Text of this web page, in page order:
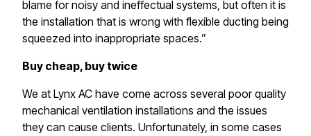
blame for noisy and ineffectual systems, but often it is
the installation that is wrong with flexible ducting being
squeezed into inappropriate spaces.”​​​​‌ ‍ ​‍​‍‌‍ ‌ ​‍‌‍‍‌‌‍‌ ‌‍‍‌‌‍ ‍​‍​‍​ ‍‍​‍​‍‌ ​ ‌‍​‌‌‍ ‍‌‍‍‌‌ ‌​‌ ‍‌​‍ ‍‌‍‍‌‌‍ ​‍​‍​‍ ​​‍​‍‌‍‍​‌ ​‍‌‍‌‌‌‍‌‍​‍​‍​ ‍‍​‍​‍​‍ ‌‍​‌‌‍‌​‌‍ ‌‌‍‍‌‌‍ ‍​‍ ‌‍‍‌‌‍ ‍‌ ‌​‌‍‌‌‌‍ ‍‌ ‌​​‍ ‌‍‌‌‌‍‌​‌‍‍‌‌ ‌​​‍ ‌‍ ‌‌‍ ‌‍‌​‌‍‌‌​ ‌‌ ​​‌ ​‍‌‍‌‌‌ ​ ‌‍‌‌‌‍ ‍‌ ‌​‌‍​‌‌ ‌​‌‍‍‌‌‍ ‌‍ ‍​ ‍ ‌‍‍‌‌‍‌​​ ‌​ ‌‍​ ‌​​ ‍‌‌‍​‌‌‍​ ​ ‌ ​ ‍​​ ​ ​‍ ‌‌‍​ ​ ​​​ ‌‌​ ‌​​‍ ‌​ ‌​‌‍‌​​ ‍​​ ‍‌​‍ ‌​ ‍‌​ ‌‌‌‍​‌​ ​​​‍ ‌​ ‌‌‌‍‌‌​ ​‍​ ‌​​ ‍‌​ ​‌​ ‌ ‌‍‌‍​ ‌​​ ‍​​ ‍‌​ ‌‌​ ‍ ‌ ‌​‌ ‍‌‌ ​​‌‍‌‌​ ‌‌ ​​‌‍ ‌ ​ ‌ ‌​​ ‍ ‌ ​​‌‍​‌‌ ‌​‌‍‍​​ ‌‌‍​ ‌‍ ‌‍ ‍‌ ‌​‌‍‌‌‌‍ ‍‌ ‌​​‍‌‌​ ‌‌‌​​‍‌‌ ‌‍‍ ‌‍‌‌‌ ‍‌​‍‌‌​ ​ ‌​‌​​‍‌‌​ ​ ‌​‌​​‍‌‌​ ​‍​ ​‍​ ‌​‌‍​‍​ ​‍‌‍‌​‌‍‌​​ ‍‌​ ​‍‌‍​‍‌‍‌‍‌‍‌‍‌‍‌‌​ ​​​‍‌‌​ ​‍​ ​‍​‍‌‌​ ‌‌‌​‌​​‍ ‍‌‍​ ‌‍‍​‌‍‍‌‌‍ ​‌‍‌​‌ ​‍‌‍‌‌‌‍ ‍​‍‌‌​ ‌‌‌​​‍‌‌ ‌‍‍ ‌‍‌‌‌ ‍‌​‍‌‌​ ​ ‌​‌​​‍‌‌​ ​ ‌​‌​​‍‌‌​ ​‍​ ​‍​ ‌‌​ ‍‌​ ‍​​ ​ ‌‍​‌​ ​‍​ ‍​​ ‌ ​ ‍‌​ ‌​​ ‌​​ ​​​‍‌‌​ ​‍​ ​‍​‍‌‌​ ‌‌‌​‌​​‍ ‍‌ ‌​‌‍‌‌‌ ‍​‌ ‌​​ ‌‍​‍‌‍​‌‌ ​ ‌‍‌‌‌‌‌‌‌ ​‍‌‍ ​​ ‌​‍‌‌​ ​‍‌​‌‍‌‍​‌‌‍‌​‌‍ ‌‌‍‍‌‌‍ ‍​‍‌‍‌‍‍‌‌‍‌​​ ‌​ ‌‍​ ‌​​ ‍‌‌‍​‌‌‍​ ​ ‌ ​ ‍​​ ​ ​‍ ‌‌‍​ ​ ​​​ ‌‌​ ‌​​‍ ‌​ ‌​‌‍‌​​ ‍​​ ‍‌​‍ ‌​ ‍‌​ ‌‌‌‍​‌​ ​​​‍ ‌​ ‌‌‌‍‌‌​ ​‍​ ‌​​ ‍‌​ ​‌​ ‌ ‌‍‌‍​ ‌​​ ‍​​ ‍‌​ ‌‌​‍‌‍‌ ‌​‌ ‍‌‌ ​​‌‍‌‌​ ‌‌ ​​‌‍ ‌ ​ ‌ ‌​​‍‌‍‌ ​​‌‍​‌‌ ‌​‌‍‍​​ ‌‌‍​ ‌‍ ‌‍ ‍‌ ‌​‌‍‌‌‌‍ ‍‌ ‌​​‍‌‌​ ‌‌‌​​‍‌‌ ‌‍‍ ‌‍‌‌‌ ‍‌​‍‌‌​ ​ ‌​‌​​‍‌‌​ ​ ‌​‌​​‍‌‌​ ​‍​ ​‍​ ‌​‌‍​‍​ ​‍‌‍‌​‌‍‌​​ ‍‌​ ​‍‌‍​‍‌‍‌‍‌‍‌‍‌‍‌‌​ ​​​‍‌‌​ ​‍​ ​‍​‍‌‌​ ‌‌‌​‌​​‍ ‍‌‍​ ‌‍‍​‌‍‍‌‌‍ ​‌‍‌​‌ ​‍‌‍‌‌‌‍ ‍​‍‌‌​ ‌‌‌​​‍‌‌ ‌‍‍ ‌‍‌‌‌ ‍‌​‍‌‌​ ​ ‌​‌​​‍‌‌​ ​ ‌​‌​​‍‌‌​ ​‍​ ​‍​ ‌‌​ ‍‌​ ‍​​ ​ ‌‍​‌​ ​‍​ ‍​​ ‌ ​ ‍‌​ ‌​​ ‌​​ ​​​‍‌‌​ ​‍​ ​‍​‍‌‌​ ‌‌‌​‌​​‍ ‍‌ ‌​‌‍‌‌‌ ‍​‌ ‌​​‍​‍‌ ‌
Buy cheap, buy twice​​​​‌ ‍ ​‍​‍‌‍ ‌ ​‍‌‍‍‌‌‍‌ ‌‍‍‌‌‍ ‍​‍​‍​ ‍‍​‍​‍‌ ​ ‌‍​‌‌‍ ‍‌‍‍‌‌ ‌​‌ ‍‌​‍ ‍‌‍‍‌‌‍ ​‍​‍​‍ ​​‍​‍‌‍‍​‌ ​‍‌‍‌‌‌‍‌‍​‍​‍​ ‍‍​‍​‍​‍ ‌‍​‌‌‍‌​‌‍ ‌‌‍‍‌‌‍ ‍​‍ ‌‍‍‌‌‍ ‍‌ ‌​‌‍‌‌‌‍ ‍‌ ‌​​‍ ‌‍‌‌‌‍‌​‌‍‍‌‌ ‌​​‍ ‌‍ ‌‌‍ ‌‍‌​‌‍‌‌​ ‌‌ ​​‌ ​‍‌‍‌‌‌ ​ ‌‍‌‌‌‍ ‍‌ ‌​‌‍​‌‌ ‌​‌‍‍‌‌‍ ‌‍ ‍​ ‍ ‌‍‍‌‌‍‌​​ ‌​ ‌‍​ ‌​​ ‍‌‌‍​‌‌‍​ ​ ‌ ​ ‍​​ ​ ​‍ ‌‌‍​ ​ ​​​ ‌‌​ ‌​​‍ ‌​ ‌​‌‍‌​​ ‍​​ ‍‌​‍ ‌​ ‍‌​ ‌‌‌‍​‌​ ​​​‍ ‌​ ‌‌‌‍‌‌​ ​‍​ ‌​​ ‍‌​ ​‌​ ‌ ‌‍‌‍​ ‌​​ ‍​​ ‍‌​ ‌‌​ ‍ ‌ ‌​‌ ‍‌‌ ​​‌‍‌‌​ ‌‌ ​​‌‍ ‌ ​ ‌ ‌​​ ‍ ‌ ​​‌‍​‌‌ ‌​‌‍‍​​ ‌‌‍​ ‌‍ ‌‍ ‍‌ ‌​‌‍‌‌‌‍ ‍‌ ‌​​‍‌‌​ ‌‌‌​​‍‌‌ ‌‍‍ ‌‍‌‌‌ ‍‌​‍‌‌​ ​ ‌​‌​​‍‌‌​ ​ ‌​‌​​‍‌‌​ ​‍​ ​‍‌‍​‍‌‍​‍​ ‍‌​ ‍‌​ ​‌‌‍​‍‌‍​ ‌‍​ ​ ‍‌​ ​ ​ ​​​ ​‌​‍‌‌​ ​‍​ ​‍​‍‌‌​ ‌‌‌​‌​​‍ ‍‌‍​ ‌‍‍​‌‍‍‌‌‍ ​‌‍‌​‌ ​‍‌‍‌‌‌‍ ‍​‍‌‌​ ‌‌‌​​‍‌‌ ‌‍‍ ‌‍‌‌‌ ‍‌​‍‌‌​ ​ ‌​‌​​‍‌‌​ ​ ‌​‌​​‍‌‌​ ​‍​ ​‍​ ‍‌​ ‌‌‌‍​‌​ ​​​ ​‌‌‍​‍‌‍‌‌​ ‌‌​ ​‌‌‍‌​‌‍​ ​ ‍‌​‍‌‌​ ​‍​ ​‍​‍‌‌​ ‌‌‌​‌​​‍ ‍‌ ‌​‌‍‌‌‌ ‍​‌ ‌​​ ‌‍​‍‌‍​‌‌ ​ ‌‍‌‌‌‌‌‌‌ ​‍‌‍ ​​ ‌​‍‌‌​ ​‍‌​‌‍‌‍​‌‌‍‌​‌‍ ‌‌‍‍‌‌‍ ‍​‍‌‍‌‍‍‌‌‍‌​​ ‌​ ‌‍​ ‌​​ ‍‌‌‍​‌‌‍​ ​ ‌ ​ ‍​​ ​ ​‍ ‌‌‍​ ​ ​​​ ‌‌​ ‌​​‍ ‌​ ‌​‌‍‌​​ ‍​​ ‍‌​‍ ‌​ ‍‌​ ‌‌‌‍​‌​ ​​​‍ ‌​ ‌‌‌‍‌‌​ ​‍​ ‌​​ ‍‌​ ​‌​ ‌ ‌‍‌‍​ ‌​​ ‍​​ ‍‌​ ‌‌​‍‌‍‌ ‌​‌ ‍‌‌ ​​‌‍‌‌​ ‌‌ ​​‌‍ ‌ ​ ‌ ‌​​‍‌‍‌ ​​‌‍​‌‌ ‌​‌‍‍​​ ‌‌‍​ ‌‍ ‌‍ ‍‌ ‌​‌‍‌‌‌‍ ‍‌ ‌​​‍‌‌​ ‌‌‌​​‍‌‌ ‌‍‍ ‌‍‌‌‌ ‍‌​‍‌‌​ ​ ‌​‌​​‍‌‌​ ​ ‌​‌​​‍‌‌​ ​‍​ ​‍‌‍​‍‌‍​‍​ ‍‌​ ‍‌​ ​‌‌‍​‍‌‍​ ‌‍​ ​ ‍‌​ ​ ​ ​​​ ​‌​‍‌‌​ ​‍​ ​‍​‍‌‌​ ‌‌‌​‌​​‍ ‍‌‍​ ‌‍‍​‌‍‍‌‌‍ ​‌‍‌​‌ ​‍‌‍‌‌‌‍ ‍​‍‌‌​ ‌‌‌​​‍‌‌ ‌‍‍ ‌‍‌‌‌ ‍‌​‍‌‌​ ​ ‌​‌​​‍‌‌​ ​ ‌​‌​​‍‌‌​ ​‍​ ​‍​ ‍‌​ ‌‌‌‍​‌​ ​​​ ​‌‌‍​‍‌‍‌‌​ ‌‌​ ​‌‌‍‌​‌‍​ ​ ‍‌​‍‌‌​ ​‍​ ​‍​‍‌‌​ ‌‌‌​‌​​‍ ‍‌ ‌​‌‍‌‌‌ ‍​‌ ‌​​‍​‍‌ ‌
We at Lynx AC have come across several poor quality
mechanical ventilation installations and the issues
they can cause clients. Unfortunately, in some cases